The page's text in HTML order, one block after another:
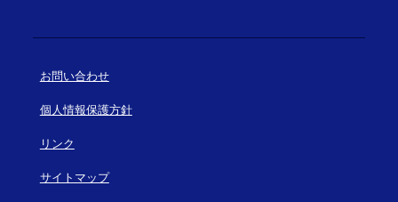
お問い合わせ
個人情報保護方針
リンク
サイトマップ